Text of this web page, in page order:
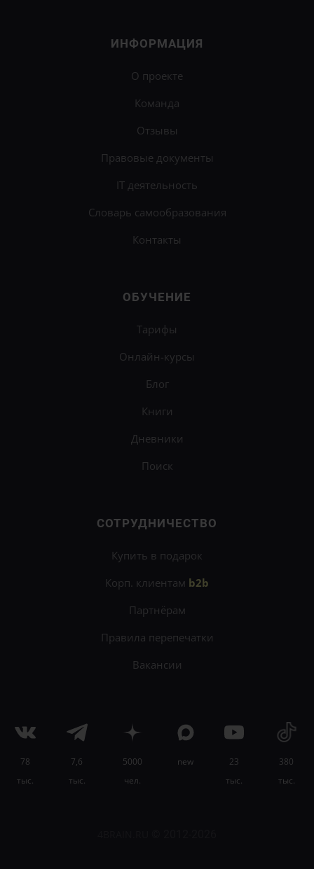
ИНФОРМАЦИЯ
О проекте
Команда
Отзывы
Правовые документы
IT деятельность
Словарь самообразования
Контакты
ОБУЧЕНИЕ
Тарифы
Онлайн-курсы
Блог
Книги
Дневники
Поиск
СОТРУДНИЧЕСТВО
Купить в подарок
Корп. клиентам b2b
Партнёрам
Правила перепечатки
Вакансии
78
тыс.
7,6
тыс.
5000
чел.
new
23
тыс.
380
тыс.